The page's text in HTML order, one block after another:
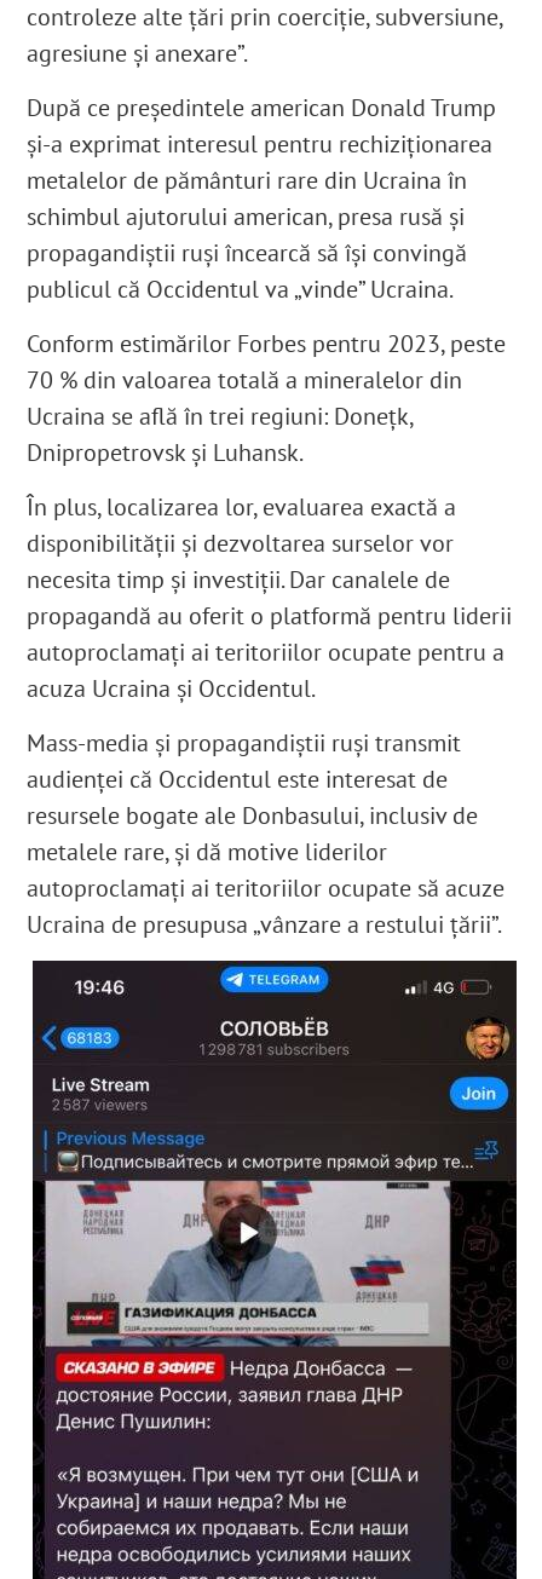
controleze alte țări prin coerciție, subversiune,
agresiune și anexare”.
După ce președintele american Donald Trump
și-a exprimat interesul pentru rechiziționarea
metalelor de pământuri rare din Ucraina în
schimbul ajutorului american, presa rusă și
propagandiștii ruși încearcă să își convingă
publicul că Occidentul va „vinde” Ucraina.
Conform estimărilor Forbes pentru 2023, peste
70 % din valoarea totală a mineralelor din
Ucraina se află în trei regiuni: Donețk,
Dnipropetrovsk și Luhansk.
În plus, localizarea lor, evaluarea exactă a
disponibilității și dezvoltarea surselor vor
necesita timp și investiții. Dar canalele de
propagandă au oferit o platformă pentru liderii
autoproclamați ai teritoriilor ocupate pentru a
acuza Ucraina și Occidentul.
Mass-media și propagandiștii ruși transmit
audienței că Occidentul este interesat de
resursele bogate ale Donbasului, inclusiv de
metalele rare, și dă motive liderilor
autoproclamați ai teritoriilor ocupate să acuze
Ucraina de presupusa „vânzare a restului țării”.